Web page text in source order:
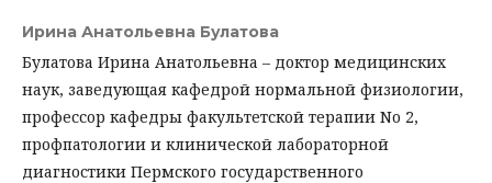
Ирина Анатольевна Булатова
Булатова Ирина Анатольевна – доктор медицинских
наук, заведующая кафедрой нормальной физиологии,
профессор кафедры факультетской терапии No 2,
профпатологии и клинической лабораторной
диагностики Пермского государственного